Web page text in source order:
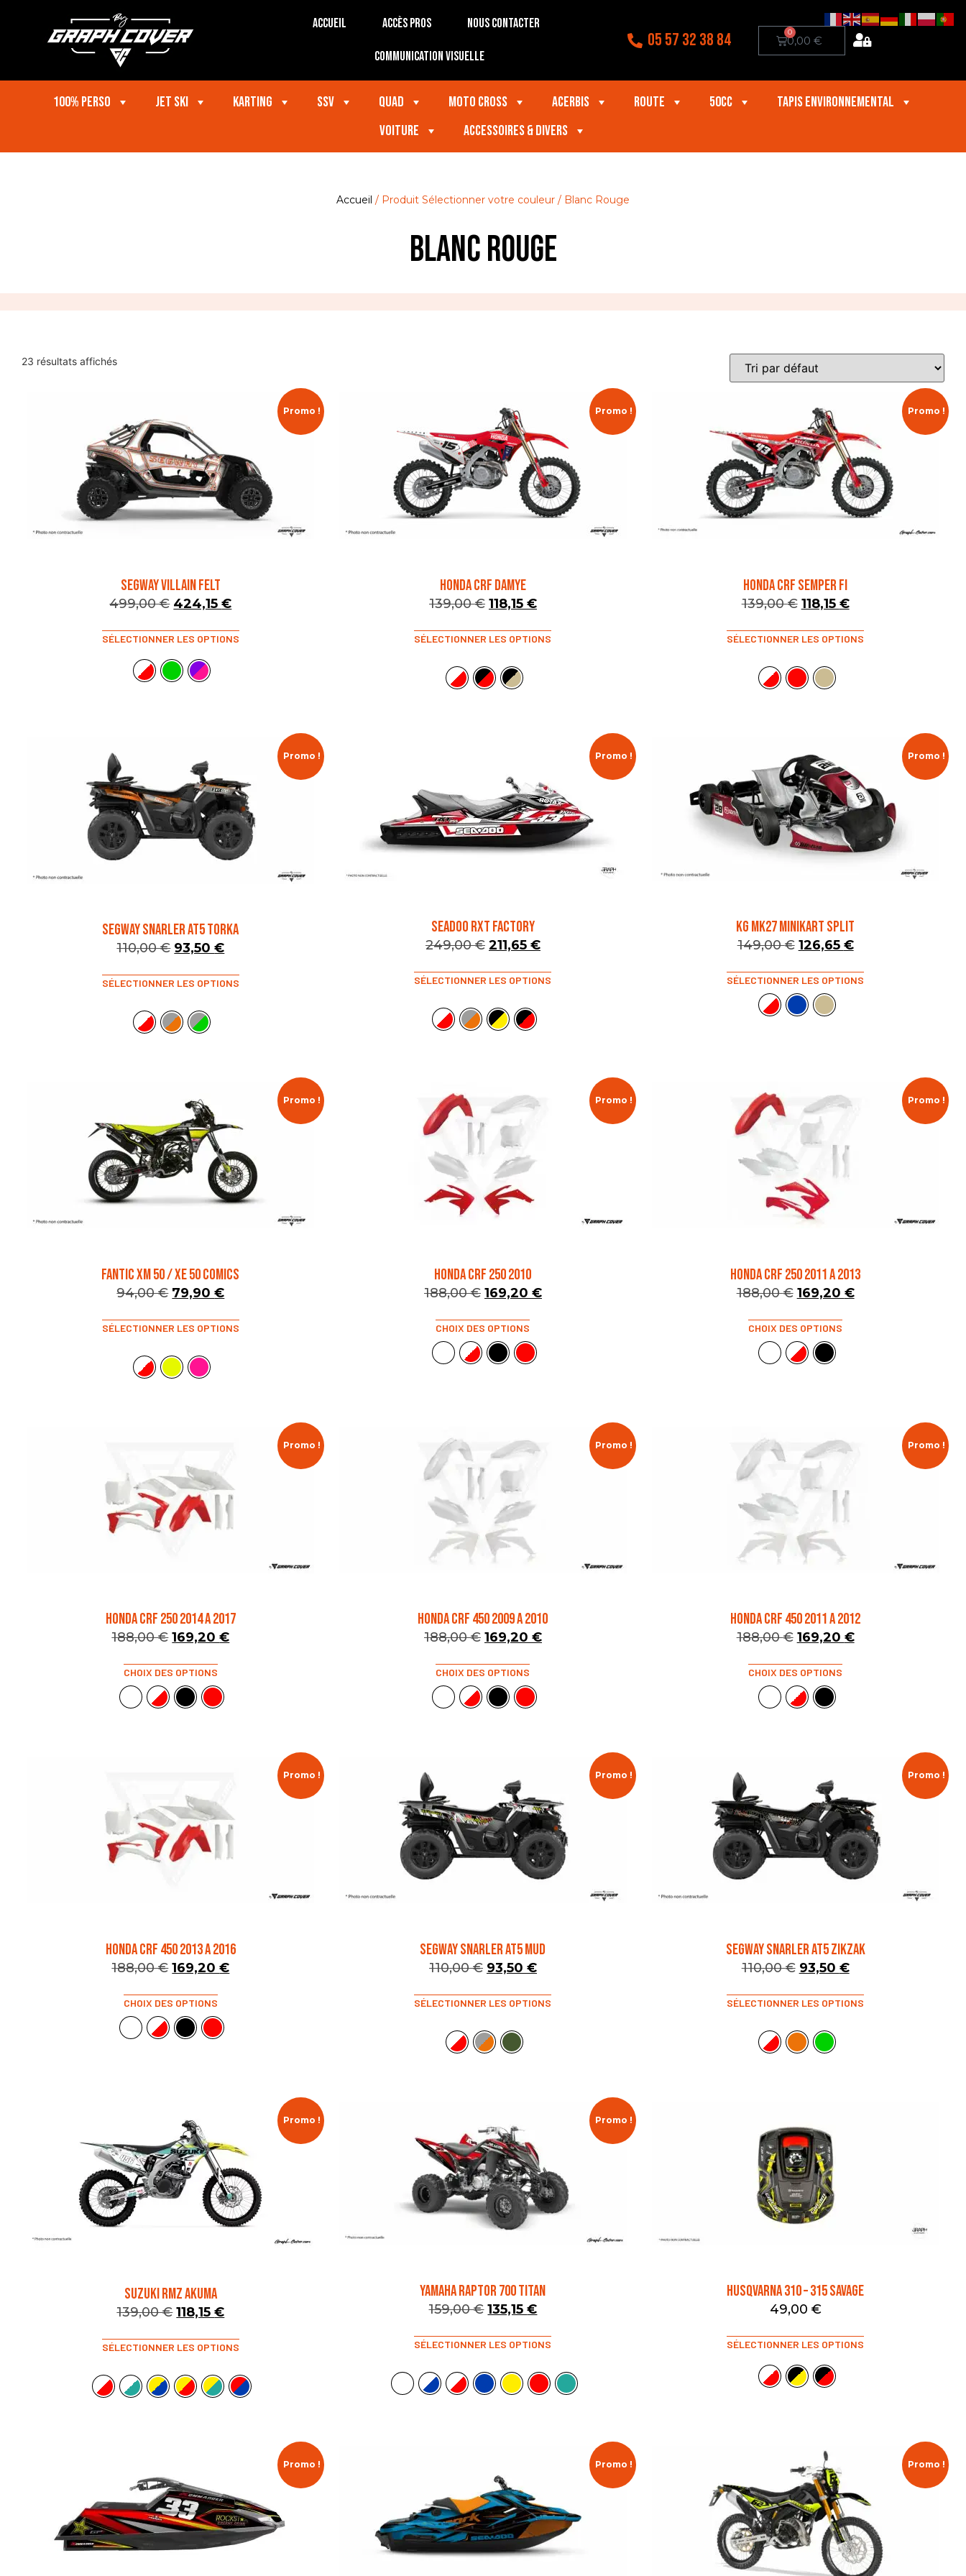
Accueil Accès Pros Nous contacter
Communication visuelle
05 57 32 38 84 0,00 €
0
100% perso Jet ski Karting SSV Quad Moto Cross Acerbis Route 50cc
Tapis Environnemental
VOITURE
Accessoires & divers
Accueil / Produit Sélectionner votre couleur / Blanc Rouge
Blanc Rouge
23 résultats affichés
Promo !
SEGWAY VILLAIN FELT
499,00€ 424,15€
SÉLECTIONNER LES OPTIONS
Promo !
HONDA CRF DAMYE
139,00€ 118,15 €
SÉLECTIONNER LES OPTIONS
Promo !
HONDA CRF SEMPER FI
139,00€ 118,15 €
SÉLECTIONNER LES OPTIONS
Promo !
SEGWAY SNARLER AT5 TORKA
110,00€ 93,50€
SÉLECTIONNER LES OPTIONS
Promo !
SEADOO RXT FACTORY
249,00€ 211,65 €
SÉLECTIONNER LES OPTIONS
Promo !
KG MK27 MINIKART SPLIT
149,00€ 126,65 €
SÉLECTIONNER LES OPTIONS
Promo !
FANTIC XM 50 / XE 50 COMICS
94,00€ 79,90€
SÉLECTIONNER LES OPTIONS
Promo !
HONDA CRF 250 2010
188,00€ 169,20 €
CHOIX DES OPTIONS
Promo !
HONDA CRF 250 2011 A 2013
188,00€ 169,20 €
CHOIX DES OPTIONS
Promo !
HONDA CRF 250 2014 A 2017
188,00€ 169,20€
CHOIX DES OPTIONS
Promo !
HONDA CRF 450 2009 A 2010
188,00€ 169,20 €
CHOIX DES OPTIONS
Promo !
HONDA CRF 450 2011 A 2012
188,00€ 169,20 €
CHOIX DES OPTIONS
Promo !
HONDA CRF 450 2013 A 2016
188,00€ 169,20€
CHOIX DES OPTIONS
Promo !
SEGWAY SNARLER AT5 MUD
110,00€ 93,50 €
SÉLECTIONNER LES OPTIONS
Promo !
SEGWAY SNARLER AT5 ZIKZAK
110,00€ 93,50 €
SÉLECTIONNER LES OPTIONS
Promo !
SUZUKI RMZ AKUMA
139,00€ 118,15€
SÉLECTIONNER LES OPTIONS
Promo !
YAMAHA RAPTOR 700 TITAN
159,00€ 135,15€
SÉLECTIONNER LES OPTIONS
HUSQVARNA 310 – 315 SAVAGE
49,00 €
SÉLECTIONNER LES OPTIONS
Promo ! Promo ! Promo !